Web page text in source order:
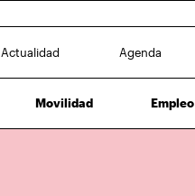
Actualidad Agenda
Movilidad Empleo